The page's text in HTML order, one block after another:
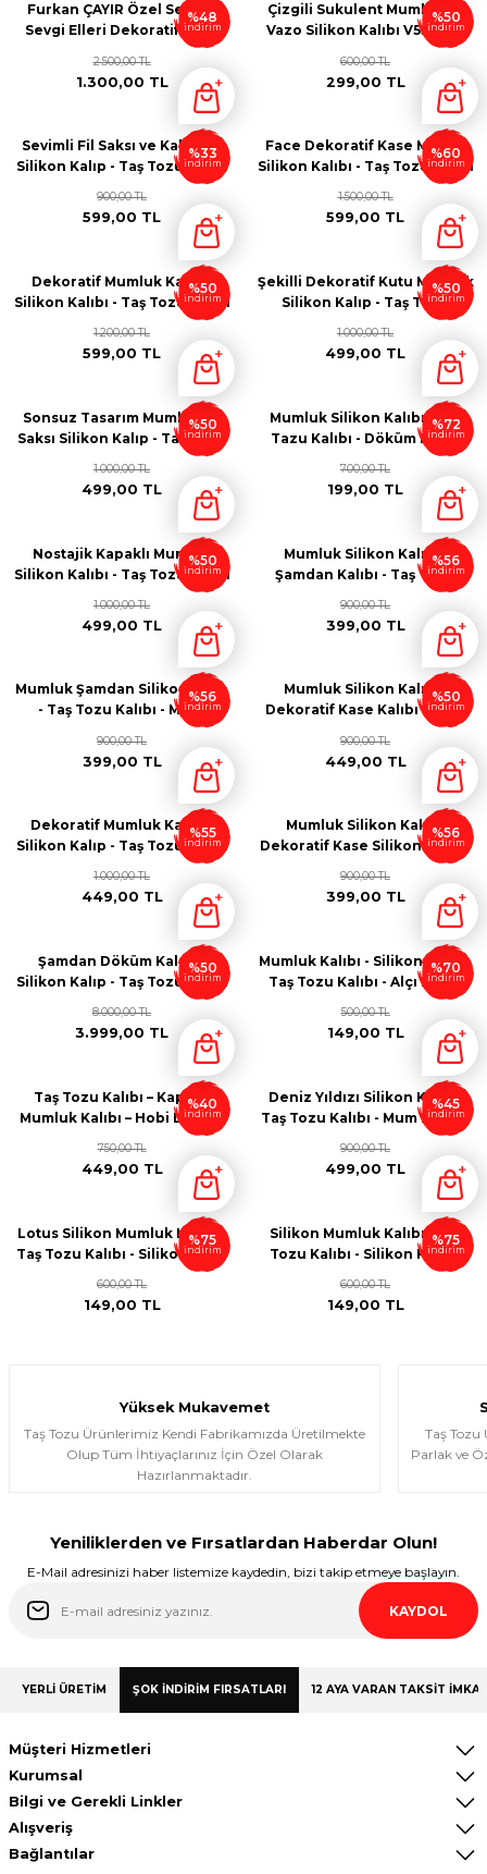
%48
indirim
Furkan ÇAYIR Özel Serisi –
Sevgi Elleri Dekoratif Vazo
Mumluk Silikon Kalıbı - Taş
Tozu Kalıbı
1.300,00 TL
2.500,00 TL
%50
indirim
Çizgili Sukulent Mumluk ve
Vazo Silikon Kalıbı V554645
299,00 TL
600,00 TL
%33
indirim
Sevimli Fil Saksı ve Kalemlik
Silikon Kalıp - Taş Tozu Kalıbı
599,00 TL
900,00 TL
%60
indirim
Face Dekoratif Kase Mumlu
Silikon Kalıbı - Taş Tozu Kalıbı
599,00 TL
1.500,00 TL
%50
indirim
Dekoratif Mumluk Kasesi
Silikon Kalıbı - Taş Tozu Kalıbı
599,00 TL
1.200,00 TL
%50
indirim
Şekilli Dekoratif Kutu Mumluk
Silikon Kalıp - Taş Tozu
Döküm Kalıbı - D63425
499,00 TL
1.000,00 TL
%50
indirim
Sonsuz Tasarım Mumluk ve
Saksı Silikon Kalıp - Taş Tozu
499,00 TL
1.000,00 TL
%72
indirim
Mumluk Silikon Kalıbı - Taş
Tazu Kalıbı - Döküm Kalıbı
199,00 TL
700,00 TL
%50
indirim
Nostajik Kapaklı Mumluk
Silikon Kalıbı - Taş Tozu Kalıbı
- Mum Kalıbı M5432
499,00 TL
1.000,00 TL
%56
indirim
Mumluk Silikon Kalıbı -
Şamdan Kalıbı - Taş Tozu
399,00 TL
900,00 TL
%56
indirim
Mumluk Şamdan Silikon Kalıp
- Taş Tozu Kalıbı - M365
399,00 TL
900,00 TL
%50
indirim
Mumluk Silikon Kalıbı -
Dekoratif Kase Kalıbı - Mum
449,00 TL
900,00 TL
%55
indirim
Dekoratif Mumluk Kalıbı -
Silikon Kalıp - Taş Tozu Kalıbı
449,00 TL
1.000,00 TL
%56
indirim
Mumluk Silikon Kalıp -
Dekoratif Kase Silikon Kalıp -
399,00 TL
900,00 TL
%50
indirim
Şamdan Döküm Kalıbı -
Silikon Kalıp - Taş Tozu Kalıbı
3.999,00 TL
8.000,00 TL
%70
indirim
Mumluk Kalıbı - Silikon Kalıp -
Taş Tozu Kalıbı - Alçı Kalıbı
149,00 TL
500,00 TL
%40
indirim
Taş Tozu Kalıbı – Kapaklı
Mumluk Kalıbı – Hobi Döküm
449,00 TL
750,00 TL
%45
indirim
Deniz Yıldızı Silikon Kalıp -
Taş Tozu Kalıbı - Mum Kalıbı -
499,00 TL
900,00 TL
%75
indirim
Lotus Silikon Mumluk Kalıbı -
Taş Tozu Kalıbı - Silikon Kalıp
149,00 TL
600,00 TL
%75
indirim
Silikon Mumluk Kalıbı - Taş
Tozu Kalıbı - Silikon Kalıp -
149,00 TL
600,00 TL
Yüksek Mukavemet
Taş Tozu Ürünlerimiz Kendi Fabrikamızda Üretilmekte
Olup Tüm İhtiyaçlarınız İçin Özel Olarak
Hazırlanmaktadır.
Taş
Parlak ve
Yeniliklerden ve Fırsatlardan Haberdar Olun!
E-Mail adresinizi haber listemize kaydedin, bizi takip etmeye başlayın.
KAYDOL
YERLİ ÜRETİM ŞOK İNDİRİM FIRSATLARI 12 AYA VARAN TAKSİT
Müşteri Hizmetleri
Kurumsal
Bilgi ve Gerekli Linkler
Alışveriş
Bağlantılar